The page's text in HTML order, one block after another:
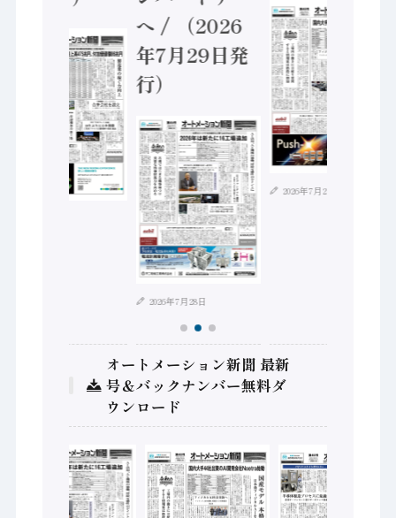
へ / （2026
年7月29日発
行）
2026年7月21日
オートメーション新聞 最新
号＆バックナンバー無料ダ
ウンロード